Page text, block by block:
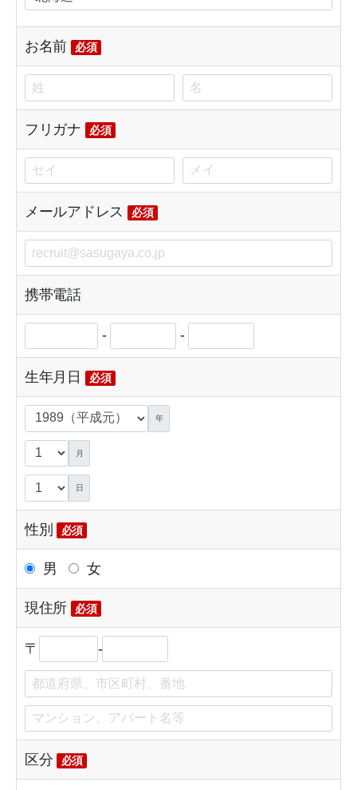
お名前 必須
フリガナ 必須
メールアドレス 必須
携帯電話
- -
生年月日 必須
年
月
日
性別 必須
男 女
現住所 必須
〒 -
区分 必須